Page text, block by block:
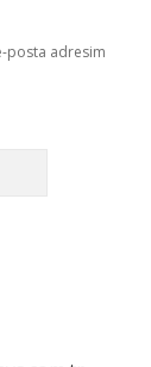
posta adresim